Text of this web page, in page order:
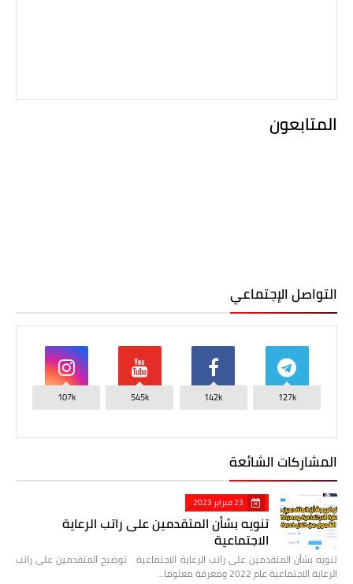
المتابعون
التواصل الإجتماعي
127k
142k
545k
107k
المشاركات الشائعة
23 فبراير 2023
تنويه بشأن المتقدمين على راتب الرعاية
الاجتماعية
تنويه بشأن المتقدمين على راتب الرعاية الاجتماعية توضيح المتقدمين على راتب
الرعاية الاجتماعية عام 2022 ومعرفة معلوما…